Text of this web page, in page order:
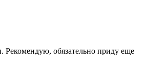
Рекомендую, обязательно приду еще